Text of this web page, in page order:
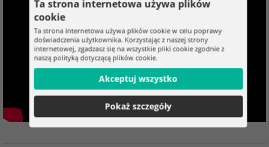
Ta strona internetowa używa plików
cookie
Ta strona internetowa używa plików cookie w celu poprawy
doświadczenia użytkownika. Korzystając z naszej strony
internetowej, zgadzasz się na wszystkie pliki cookie zgodnie z
naszą polityką dotyczącą plików cookie.
Akceptuj wszystko
Pokaż szczegóły